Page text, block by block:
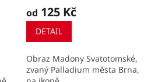
produktu
5,0
5
hvězdiček.
od 125 Kč
DETAIL
Obraz Madony Svatotomské,
zvaný Palladium města Brna,